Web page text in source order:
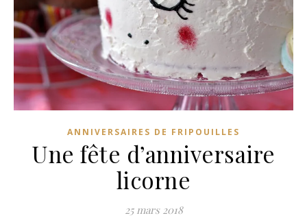
ANNIVERSAIRES DE FRIPOUILLES
Une fête d’anniversaire
licorne
25 mars 2018